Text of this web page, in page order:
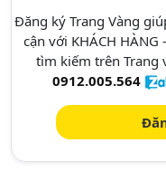
Đăng ký Trang Vàng
cận với KHÁCH
tìm kiếm trên Trang
0912.005.564